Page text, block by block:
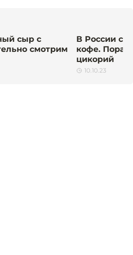
сыр с
смотрим
В России
кофе. Пора
цикорий
10.10.23